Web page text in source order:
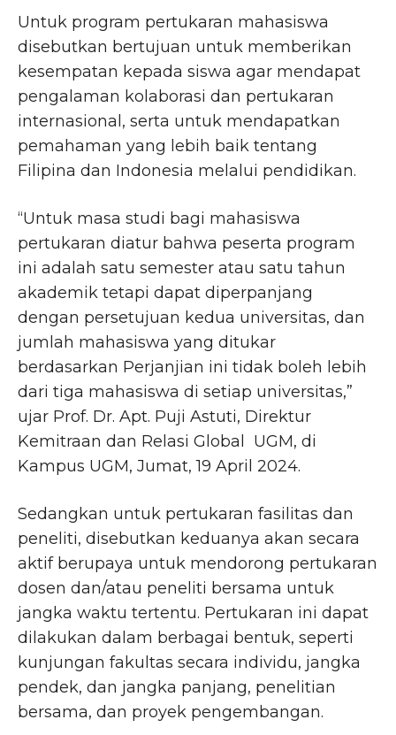
Untuk program pertukaran mahasiswa
disebutkan bertujuan untuk memberikan
kesempatan kepada siswa agar mendapat
pengalaman kolaborasi dan pertukaran
internasional, serta untuk mendapatkan
pemahaman yang lebih baik tentang
Filipina dan Indonesia melalui pendidikan.
“Untuk masa studi bagi mahasiswa
pertukaran diatur bahwa peserta program
ini adalah satu semester atau satu tahun
akademik tetapi dapat diperpanjang
dengan persetujuan kedua universitas, dan
jumlah mahasiswa yang ditukar
berdasarkan Perjanjian ini tidak boleh lebih
dari tiga mahasiswa di setiap universitas,”
ujar Prof. Dr. Apt. Puji Astuti, Direktur
Kemitraan dan Relasi Global UGM, di
Kampus UGM, Jumat, 19 April 2024.
Sedangkan untuk pertukaran fasilitas dan
peneliti, disebutkan keduanya akan secara
aktif berupaya untuk mendorong pertukaran
dosen dan/atau peneliti bersama untuk
jangka waktu tertentu. Pertukaran ini dapat
dilakukan dalam berbagai bentuk, seperti
kunjungan fakultas secara individu, jangka
pendek, dan jangka panjang, penelitian
bersama, dan proyek pengembangan.